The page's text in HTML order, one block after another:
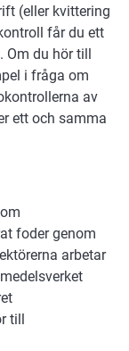
(eller kvittering
får du ett
Om du hör till
i fråga om
av
ett och samma
foder genom
arbetar
till